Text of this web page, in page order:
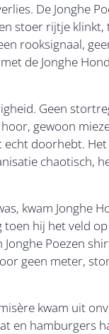
De Jonghe
stoer rijtje
rooksignaal,
de Jonghe
Geen
gewoon
doorhebt.
chaotisch,
kwam Jonghe
hij het veld
Poezen
geen meter,
kwam uit
en hamburgers